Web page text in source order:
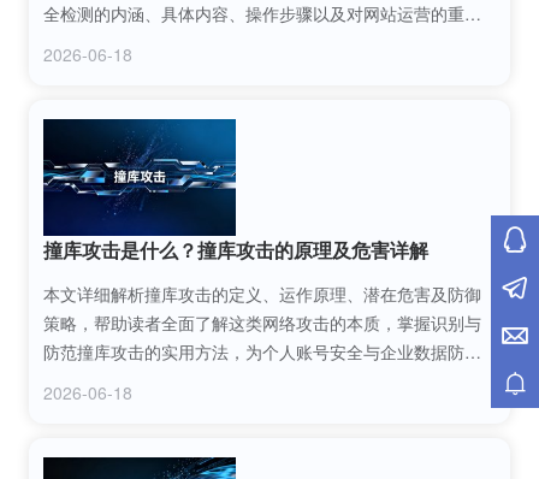
全检测的内涵、具体内容、操作步骤以及对网站运营的重要
2026-06-18
撞库攻击是什么？撞库攻击的原理及危害详解
本文详细解析撞库攻击的定义、运作原理、潜在危害及防御
策略，帮助读者全面了解这类网络攻击的本质，掌握识别与
防范撞库攻击的实用方法，为个人账号安全与企业数据防护
2026-06-18